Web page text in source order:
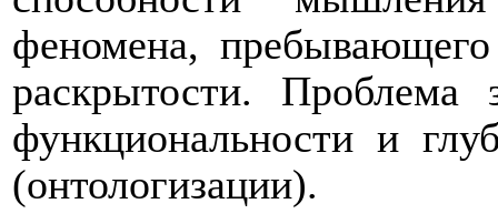
феномена,
раскрытости. Проблема
функциональности и
(онтологизации).